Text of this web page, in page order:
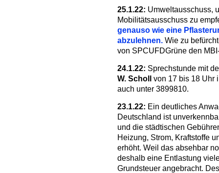
25.1.22: Umweltausschuss,
Mobilitätsausschuss zu
genauso wie eine
abzulehnen. Wie zu
von SPCUFDGrüne den
24.1.22: Sprechstunde mit
W. Scholl
von 17 bis 18 Uhr
auch unter 3899810.
23.1.22: Ein deutliches
Deutschland ist
und die städtischen
Heizung, Strom, Kraftstoffe
erhöht. Weil das absehbar
deshalb eine Entlastung
Grundsteuer angebracht.